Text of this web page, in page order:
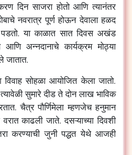
दिन साजरा होतो आणि त्यानंतर
नवरात्र पूर्ण होऊन देवाला हळद
पडतो. या काळात सात दिवस अखंड
आणि अन्नदानाचे कार्यक्रम मोठ्या
जातात.
विवाह सोहळा आयोजित केला जातो.
सुमारे दीड ते दोन लाख भाविक
चैत्र पौर्णिमेला म्हणजेच हनुमान
काढली जाते. दसऱ्याच्या दिवशी
करण्याची जुनी पद्धत येथे आजही